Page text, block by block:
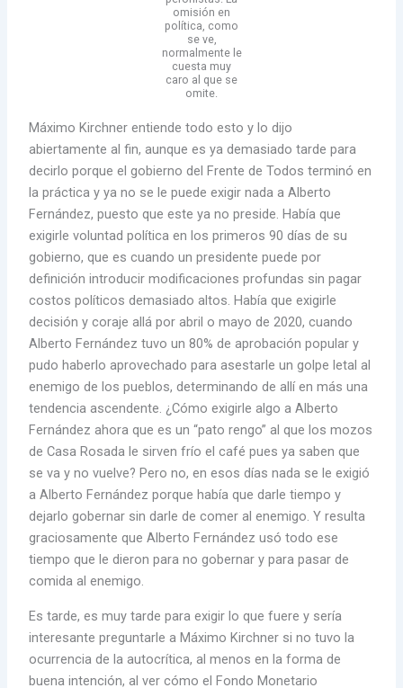
omisión en
política, como
se ve,
normalmente le
cuesta muy
caro al que se
omite.
Máximo Kirchner entiende todo esto y lo dijo
abiertamente al fin, aunque es ya demasiado tarde para
decirlo porque el gobierno del Frente de Todos terminó en
la práctica y ya no se le puede exigir nada a Alberto
Fernández, puesto que este ya no preside. Había que
exigirle voluntad política en los primeros 90 días de su
gobierno, que es cuando un presidente puede por
definición introducir modificaciones profundas sin pagar
costos políticos demasiado altos. Había que exigirle
decisión y coraje allá por abril o mayo de 2020, cuando
Alberto Fernández tuvo un 80% de aprobación popular y
pudo haberlo aprovechado para asestarle un golpe letal al
enemigo de los pueblos, determinando de allí en más una
tendencia ascendente. ¿Cómo exigirle algo a Alberto
Fernández ahora que es un “pato rengo” al que los mozos
de Casa Rosada le sirven frío el café pues ya saben que
se va y no vuelve? Pero no, en esos días nada se le exigió
a Alberto Fernández porque había que darle tiempo y
dejarlo gobernar sin darle de comer al enemigo. Y resulta
graciosamente que Alberto Fernández usó todo ese
tiempo que le dieron para no gobernar y para pasar de
comida al enemigo.
Es tarde, es muy tarde para exigir lo que fuere y sería
interesante preguntarle a Máximo Kirchner si no tuvo la
ocurrencia de la autocrítica, al menos en la forma de
buena intención, al ver cómo el Fondo Monetario